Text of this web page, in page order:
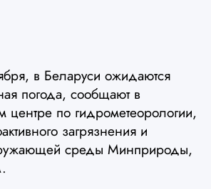
в Беларуси ожидаются
погода, сообщают в
центре по гидрометеорологии,
загрязнения и
среды Минприроды,